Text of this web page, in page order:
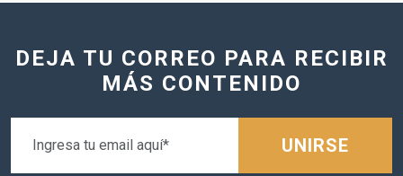
DEJA TU CORREO PARA RECIBIR
MÁS CONTENIDO
UNIRSE